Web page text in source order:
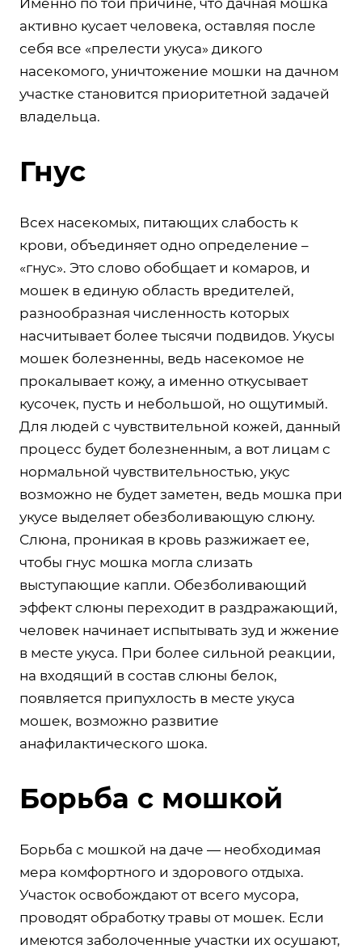
активно кусает человека, оставляя после
себя все «прелести укуса» дикого
насекомого, уничтожение мошки на дачном
участке становится приоритетной задачей
владельца.
Гнус
Всех насекомых, питающих слабость к
крови, объединяет одно определение –
«гнус». Это слово обобщает и комаров, и
мошек в единую область вредителей,
разнообразная численность которых
насчитывает более тысячи подвидов. Укусы
мошек болезненны, ведь насекомое не
прокалывает кожу, а именно откусывает
кусочек, пусть и небольшой, но ощутимый.
Для людей с чувствительной кожей, данный
процесс будет болезненным, а вот лицам с
нормальной чувствительностью, укус
возможно не будет заметен, ведь мошка при
укусе выделяет обезболивающую слюну.
Слюна, проникая в кровь разжижает ее,
чтобы гнус мошка могла слизать
выступающие капли. Обезболивающий
эффект слюны переходит в раздражающий,
человек начинает испытывать зуд и жжение
в месте укуса. При более сильной реакции,
на входящий в состав слюны белок,
появляется припухлость в месте укуса
мошек, возможно развитие
анафилактического шока.
Борьба с мошкой
Борьба с мошкой на даче — необходимая
мера комфортного и здорового отдыха.
Участок освобождают от всего мусора,
проводят обработку травы от мошек. Если
имеются заболоченные участки их осушают,